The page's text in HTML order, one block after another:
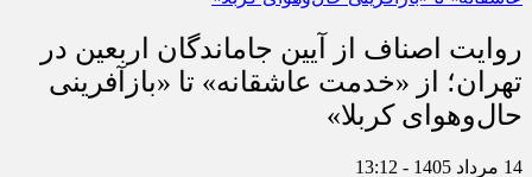
روایت اصناف از آیین جاماندگان اربعین در
تهران؛ از «خدمت عاشقانه» تا «بازآفرینی
حال‌وهوای کربلا»
14 مرداد 1405 - 13:12